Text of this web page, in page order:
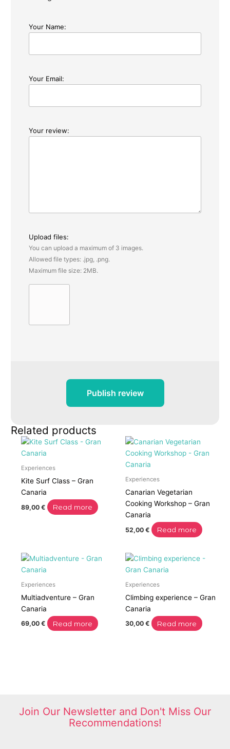
Your Name:
Your Email:
Your review:
Upload files:
You can upload a maximum of 3 images.
Allowed file types: .jpg, .png.
Maximum file size: 2MB.
Publish review
Related products
Experiences
Kite Surf Class – Gran
Canaria
89,00€ Read more
Experiences
Canarian Vegetarian
Cooking Workshop – Gran
Canaria
52,00 € Read more
Experiences
Multiadventure – Gran
Canaria
69,00€ Read more
Experiences
Climbing experience – Gran
Canaria
30,00 € Read more
Join Our Newsletter and Don't Miss Our
Recommendations!